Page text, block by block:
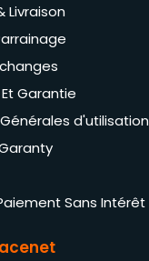
Livraison
Garantie
d'utilisation
Sans Intérêt